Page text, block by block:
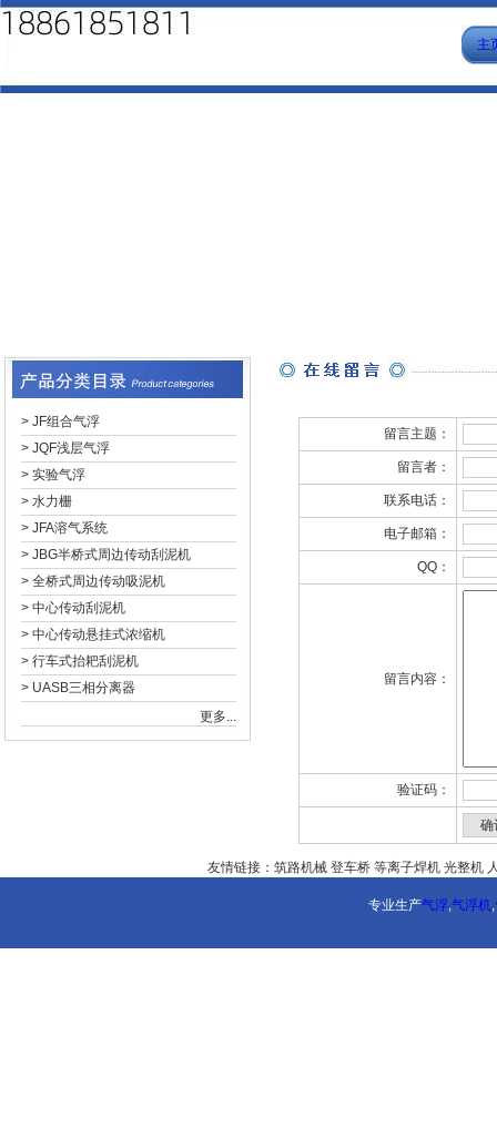
主
> JF组合气浮
> JQF浅层气浮
> 实验气浮
> 水力栅
> JFA溶气系统
> JBG半桥式周边传动刮泥机
> 全桥式周边传动吸泥机
> 中心传动刮泥机
> 中心传动悬挂式浓缩机
> 行车式抬耙刮泥机
> UASB三相分离器
更多...
留言主题：
留言者：
联系电话：
电子邮箱：
QQ：
留言内容：
验证码：
友情链接： 筑路机械 登车桥 等离子焊机 光整机
专业生产气浮,气浮机,